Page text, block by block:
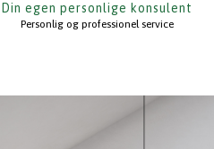
Din egen personlige konsulent
Personlig og professionel service